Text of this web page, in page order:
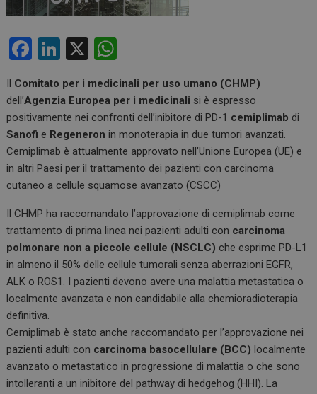
F
ce
b
o
o
k
Li
ke
dI
n
X
at
s
A
p
p
Il Comitato per i medicinali per uso umano (CHMP)
dell’Agenzia Europea per i medicinali si è espresso
positivamente nei confronti dell’inibitore di PD-1 cemiplimab di
Sanofi e Regeneron in monoterapia in due tumori avanzati.
Cemiplimab è attualmente approvato nell’Unione Europea (UE) e
in altri Paesi per il trattamento dei pazienti con carcinoma
cutaneo a cellule squamose avanzato (CSCC)
Il CHMP ha raccomandato l’approvazione di cemiplimab come
trattamento di prima linea nei pazienti adulti con carcinoma
polmonare non a piccole cellule (NSCLC) che esprime PD-L1
in almeno il 50% delle cellule tumorali senza aberrazioni EGFR,
ALK o ROS1. I pazienti devono avere una malattia metastatica o
localmente avanzata e non candidabile alla chemioradioterapia
definitiva.
Cemiplimab è stato anche raccomandato per l’approvazione nei
pazienti adulti con carcinoma basocellulare (BCC) localmente
avanzato o metastatico in progressione di malattia o che sono
intolleranti a un inibitore del pathway di hedgehog (HHI). La